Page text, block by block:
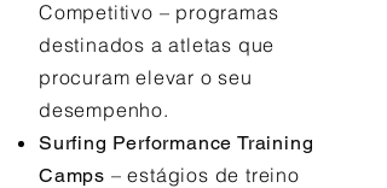
Competitivo – programas
destinados a atletas que
procuram elevar o seu
desempenho.
Surfing Performance Training
Camps – estágios de treino